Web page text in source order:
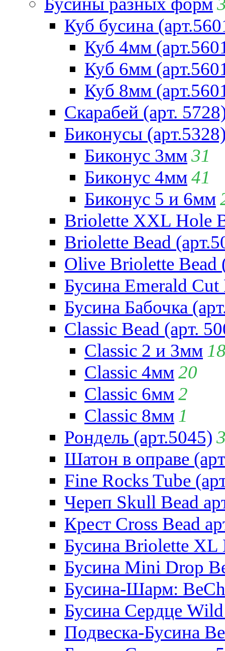
Куб бусина
Куб 4мм
Куб 6мм
Куб 8мм
Скарабей (арт.
Биконусы
Биконус 3мм31
Биконус 4мм41
Биконус 5 и 6мм
Briolette XXL Hole
Briolette Bead
Olive Briolette Bead
Бусина Emerald Cut
Бусина Бабочка
Classic Bead (арт.
Classic 2 и 3мм
Classic 4мм20
Classic 6мм2
Classic 8мм 1
Рондель (арт.5045)
Шатон в оправе
Fine Rocks Tube
Череп Skull Bead
Крест Cross Bead
Бусина Briolette XL
Бусина Mini Drop
Бусина-Шарм:
Бусина Сердце
Подвеска-Бусина